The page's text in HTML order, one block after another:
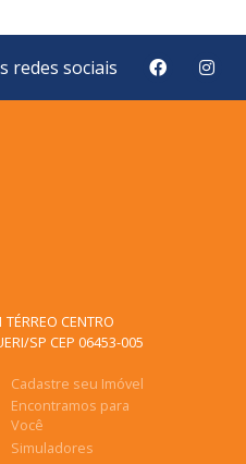
redes sociais
CENTRO
SP CEP 06453-005
Cadastre seu Imóvel
Encontramos para
Você
Simuladores